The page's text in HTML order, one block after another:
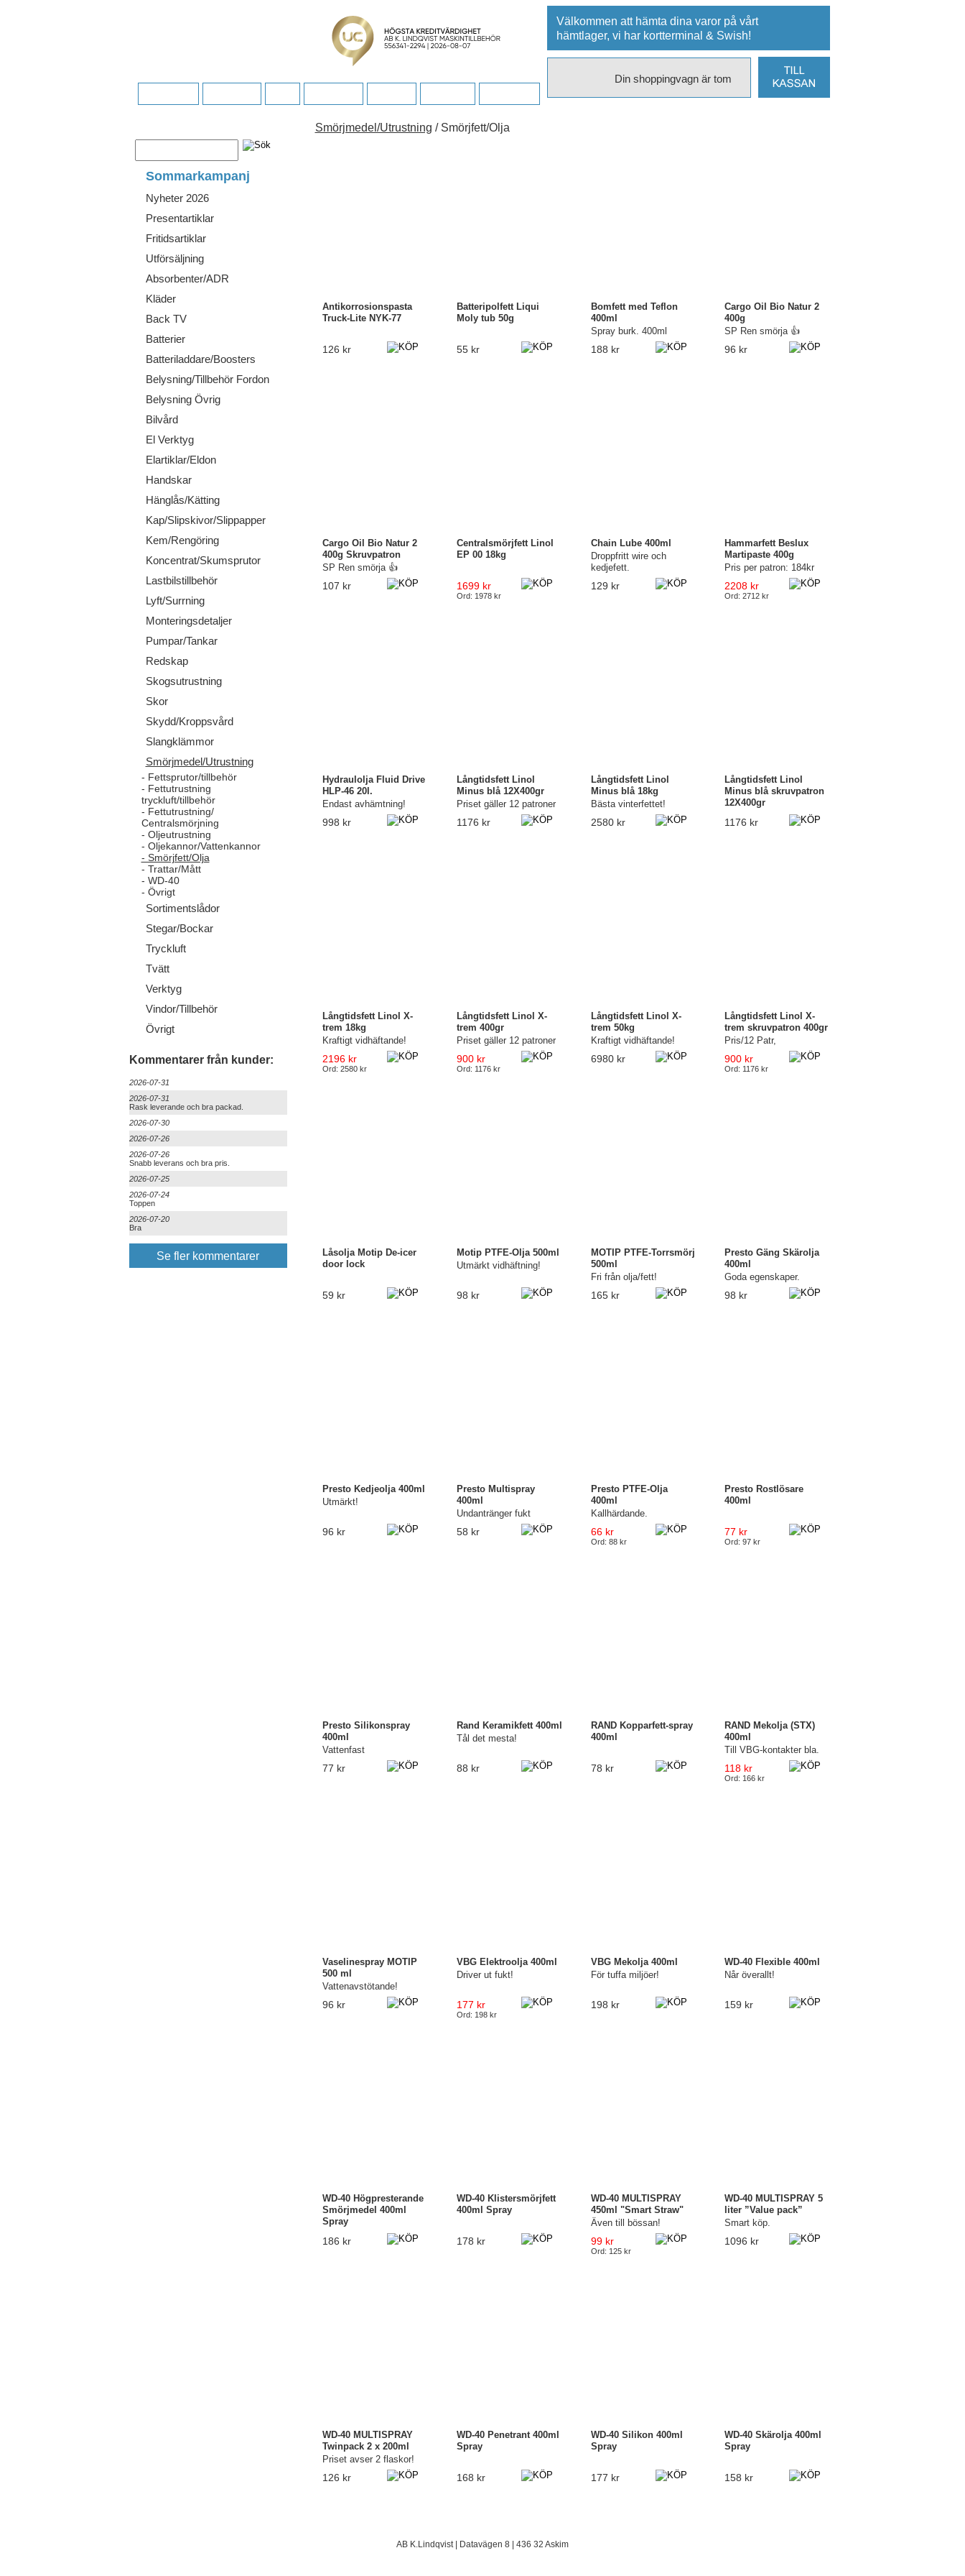
Välkommen att hämta dina varor på vårt
hämtlager, vi har kortterminal & Swish!
Din shoppingvagn är tom
Sommarkampanj
Nyheter 2026
Presentartiklar
Fritidsartiklar
Utförsäljning
Absorbenter/ADR
Kläder
Back TV
Batterier
Batteriladdare/Boosters
Belysning/Tillbehör Fordon
Belysning Övrig
Bilvård
El Verktyg
Elartiklar/Eldon
Handskar
Hänglås/Kätting
Kap/Slipskivor/Slippapper
Kem/Rengöring
Koncentrat/Skumsprutor
Lastbilstillbehör
Lyft/Surrning
Monteringsdetaljer
Pumpar/Tankar
Redskap
Skogsutrustning
Skor
Skydd/Kroppsvård
Slangklämmor
Smörjmedel/Utrustning
- Fettsprutor/tillbehör
- Fettutrustning
tryckluft/tillbehör
- Fettutrustning/
Centralsmörjning
- Oljeutrustning
- Oljekannor/Vattenkannor
- Smörjfett/Olja
- Trattar/Mått
- WD-40
- Övrigt
Sortimentslådor
Stegar/Bockar
Tryckluft
Tvätt
Verktyg
Vindor/Tillbehör
Övrigt
Kommentarer från kunder:
2026-07-31
2026-07-31
Rask leverande och bra packad.
2026-07-30
2026-07-26
2026-07-26
Snabb leverans och bra pris.
2026-07-25
2026-07-24
Toppen
2026-07-20
Bra
Se fler kommentarer
Smörjmedel/Utrustning / Smörjfett/Olja
Antikorrosionspasta
Truck-Lite NYK-77
126 kr
Batteripolfett Liqui
Moly tub 50g
55 kr
Bomfett med Teflon
400ml
Spray burk. 400ml
188 kr
Cargo Oil Bio Natur 2
400g
SP Ren smörja 👍
96 kr
Cargo Oil Bio Natur 2
400g Skruvpatron
SP Ren smörja 👍
107 kr
Centralsmörjfett Linol
EP 00 18kg
1699 kr
Ord: 1978 kr
Chain Lube 400ml
Droppfritt wire och
kedjefett.
129 kr
Hammarfett Beslux
Martipaste 400g
Pris per patron: 184kr
2208 kr
Ord: 2712 kr
Hydraulolja Fluid Drive
HLP-46 20l.
Endast avhämtning!
998 kr
Långtidsfett Linol
Minus blå 12X400gr
Priset gäller 12 patroner
1176 kr
Långtidsfett Linol
Minus blå 18kg
Bästa vinterfettet!
2580 kr
Långtidsfett Linol
Minus blå skruvpatron
12X400gr
1176 kr
Långtidsfett Linol X-
trem 18kg
Kraftigt vidhäftande!
2196 kr
Ord: 2580 kr
Långtidsfett Linol X-
trem 400gr
Priset gäller 12 patroner
900 kr
Ord: 1176 kr
Långtidsfett Linol X-
trem 50kg
Kraftigt vidhäftande!
6980 kr
Långtidsfett Linol X-
trem skruvpatron 400gr
Pris/12 Patr,
900 kr
Ord: 1176 kr
Låsolja Motip De-icer
door lock
59 kr
Motip PTFE-Olja 500ml
Utmärkt vidhäftning!
98 kr
MOTIP PTFE-Torrsmörj
500ml
Fri från olja/fett!
165 kr
Presto Gäng Skärolja
400ml
Goda egenskaper.
98 kr
Presto Kedjeolja 400ml
Utmärkt!
96 kr
Presto Multispray
400ml
Undantränger fukt
58 kr
Presto PTFE-Olja
400ml
Kallhärdande.
66 kr
Ord: 88 kr
Presto Rostlösare
400ml
77 kr
Ord: 97 kr
Presto Silikonspray
400ml
Vattenfast
77 kr
Rand Keramikfett 400ml
Tål det mesta!
88 kr
RAND Kopparfett-spray
400ml
78 kr
RAND Mekolja (STX)
400ml
Till VBG-kontakter bla.
118 kr
Ord: 166 kr
Vaselinespray MOTIP
500 ml
Vattenavstötande!
96 kr
VBG Elektroolja 400ml
Driver ut fukt!
177 kr
Ord: 198 kr
VBG Mekolja 400ml
För tuffa miljöer!
198 kr
WD-40 Flexible 400ml
Når överallt!
159 kr
WD-40 Högpresterande
Smörjmedel 400ml
Spray
186 kr
WD-40 Klistersmörjfett
400ml Spray
178 kr
WD-40 MULTISPRAY
450ml "Smart Straw"
Även till bössan!
99 kr
Ord: 125 kr
WD-40 MULTISPRAY 5
liter ”Value pack”
Smart köp.
1096 kr
WD-40 MULTISPRAY
Twinpack 2 x 200ml
Priset avser 2 flaskor!
126 kr
WD-40 Penetrant 400ml
Spray
168 kr
WD-40 Silikon 400ml
Spray
177 kr
WD-40 Skärolja 400ml
Spray
158 kr
AB K.Lindqvist | Datavägen 8 | 436 32 Askim